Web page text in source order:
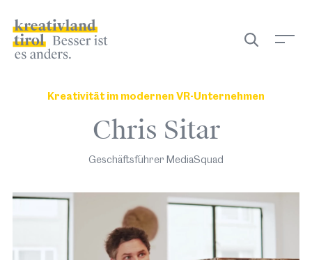
Kreativität im modernen VR-Unternehmen
Chris Sitar
Geschäftsführer MediaSquad
September